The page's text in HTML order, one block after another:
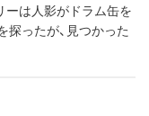
ーは人影がドラム缶を
ったが、見つかった